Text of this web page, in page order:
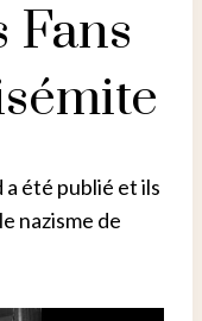
Fans
été publié et ils
nazisme de